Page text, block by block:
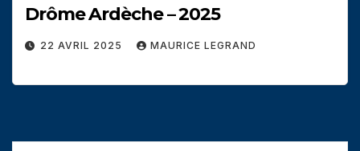
Drôme Ardèche – 2025
22 AVRIL 2025 MAURICE LEGRAND